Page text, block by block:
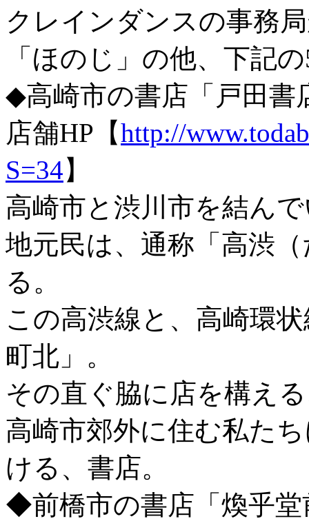
クレインダンスの事務
「ほのじ」の他、下記
◆高崎市の書店「戸田
店舗HP【http://
S=34】
高崎市と渋川市を結ん
地元民は、通称「高渋
る。
この高渋線と、高崎環
町北」。
その直ぐ脇に店を構え
高崎市郊外に住む私た
ける、書店。
◆前橋市の書店「煥乎堂